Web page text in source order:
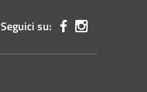
Seguici su: